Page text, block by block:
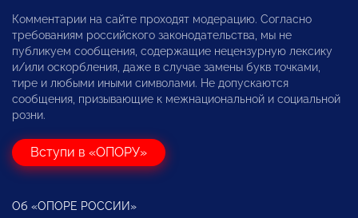
Комментарии на сайте проходят модерацию. Согласно
требованиям российского законодательства, мы не
публикуем сообщения, содержащие нецензурную лексику
и/или оскорбления, даже в случае замены букв точками,
тире и любыми иными символами. Не допускаются
сообщения, призывающие к межнациональной и социальной
розни.
Вступи в «ОПОРУ»
Об «ОПОРЕ РОССИИ»